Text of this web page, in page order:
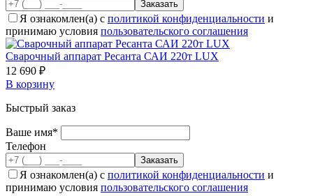
Я ознакомлен(а) с политикой конфиденциальности и
принимаю условия пользовательского соглашения
Сварочный аппарат Ресанта САИ 220т LUX
12 690 ₽
В корзину
Быстрый заказ
Ваше имя*
Телефон
Я ознакомлен(а) с политикой конфиденциальности и
принимаю условия пользовательского соглашения